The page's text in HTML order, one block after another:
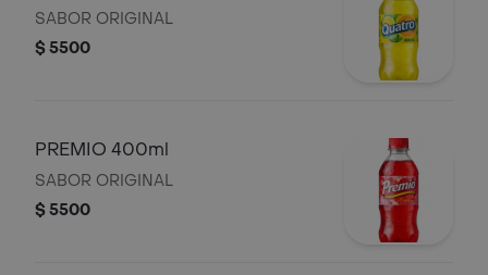
SABOR ORIGINAL
$ 5500
PREMIO 400ml
SABOR ORIGINAL
$ 5500